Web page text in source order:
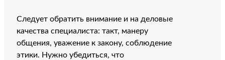
Следует обратить внимание и на деловые
качества специалиста: такт, манеру
общения, уважение к закону, соблюдение
этики. Нужно убедиться, что